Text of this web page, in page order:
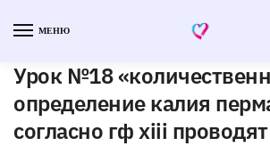
МЕНЮ
Урок №18
определение калия
согласно гф xiii